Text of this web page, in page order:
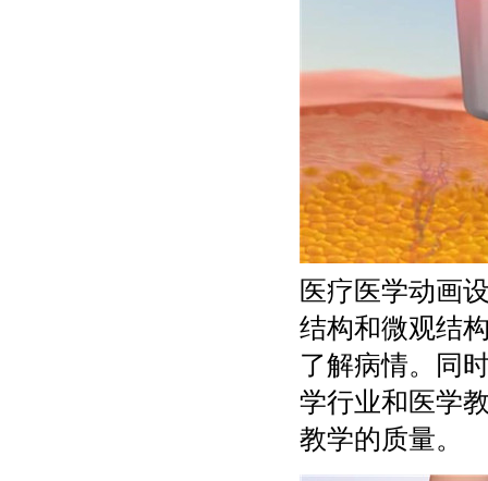
医疗医学动画
结构和微观结
了解病情。同
学行业和医学
教学的质量。